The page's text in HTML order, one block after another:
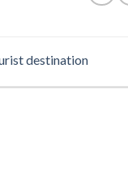
destination